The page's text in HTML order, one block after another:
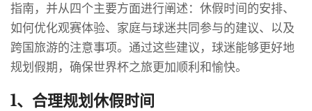
指南，并从四个主要方面进行阐述：休假时间的安排、
如何优化观赛体验、家庭与球迷共同参与的建议、以及
跨国旅游的注意事项。通过这些建议，球迷能够更好地
规划假期，确保世界杯之旅更加顺利和愉快。
1、合理规划休假时间